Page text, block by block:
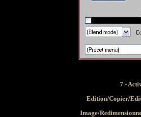
7 -
Edition/Copier/
Image/